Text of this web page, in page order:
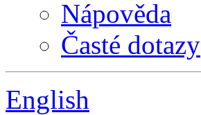
Nápověda
Časté dotazy
English